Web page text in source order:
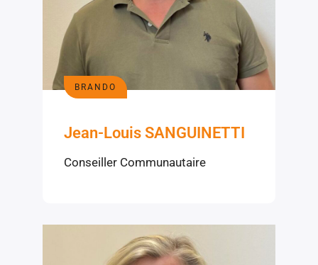
BRANDO
Jean-Louis SANGUINETTI
Conseiller Communautaire